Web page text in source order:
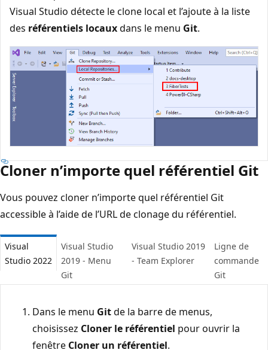
Visual Studio détecte le clone local et l’ajoute à la liste
des référentiels locauxdans le menu Git.
Cloner n’importe quel référentiel Git
Vous pouvez cloner n’importe quel référentiel Git
accessible à l’aide de l’URL de clonage du référentiel.
Visual
Studio 2022
Visual Studio
2019 - Menu
Git
Visual Studio 2019
- Team Explorer
Ligne de
commande
Git
Dans le menu Gitde la barre de menus,
choisissez Cloner le référentiel pour ouvrir la
fenêtre Cloner un référentiel.